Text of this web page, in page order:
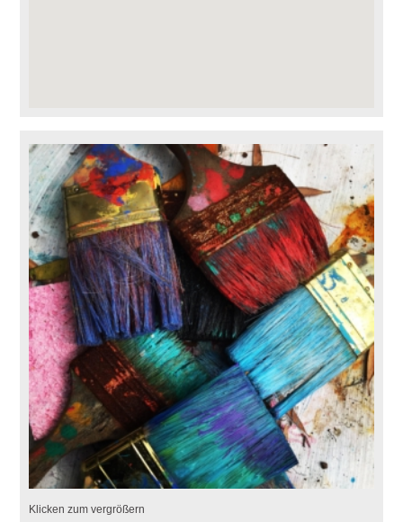
Klicken zum vergrößern